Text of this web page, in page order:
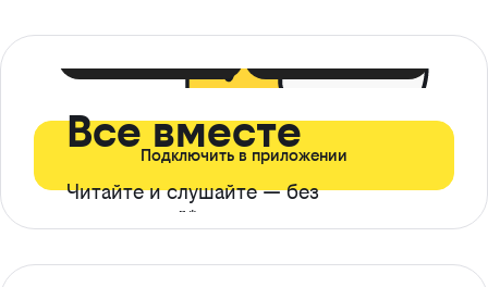
Все вместе
Читайте и слушайте — без
ограничений*
Подключить в приложении